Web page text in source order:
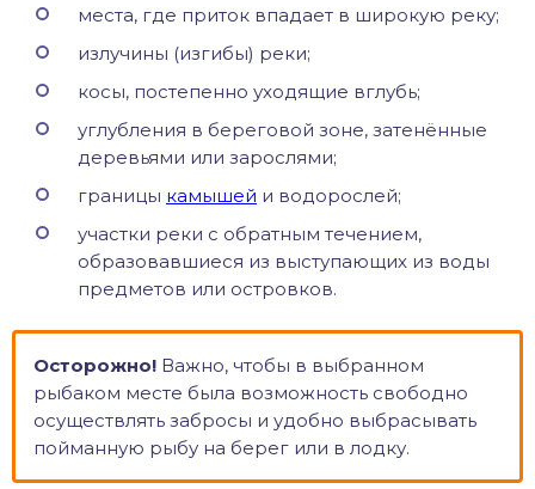
места, где приток впадает в широкую реку;
излучины (изгибы) реки;
косы, постепенно уходящие вглубь;
углубления в береговой зоне, затенённые
деревьями или зарослями;
границы камышей и водорослей;
участки реки с обратным течением,
образовавшиеся из выступающих из воды
предметов или островков.
Осторожно! Важно, чтобы в выбранном
рыбаком месте была возможность свободно
осуществлять забросы и удобно выбрасывать
пойманную рыбу на берег или в лодку.